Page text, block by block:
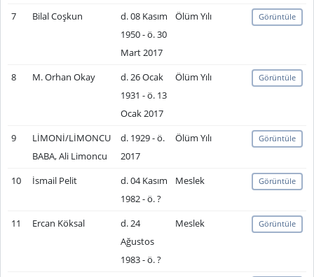
7 Bilal Coşkun
d. 08 Kasım
1950 - ö. 30
Mart 2017
Ölüm Yılı Görüntüle
8 M. Orhan Okay
d. 26 Ocak
1931 - ö. 13
Ocak 2017
Ölüm Yılı Görüntüle
9
LİMONİ/LİMONCU
BABA, Ali Limoncu
d. 1929 - ö.
2017
Ölüm Yılı Görüntüle
10 İsmail Pelit
d. 04 Kasım
1982 - ö. ?
Meslek Görüntüle
11 Ercan Köksal
d. 24
Ağustos
1983 - ö. ?
Meslek Görüntüle